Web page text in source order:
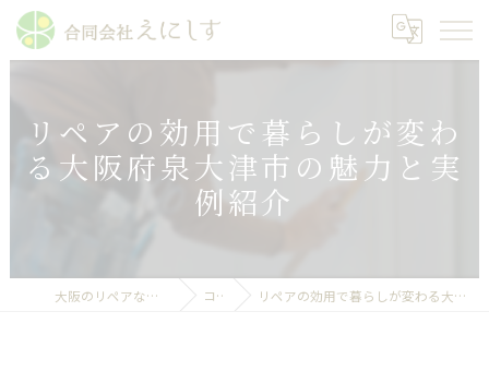
リペアの効用で暮らしが変わ
る大阪府泉大津市の魅力と実
例紹介
大阪のリペアなら合同会社えにしす コラム リペアの効用で暮らしが変わる大阪府泉大津市の魅力と実例紹介